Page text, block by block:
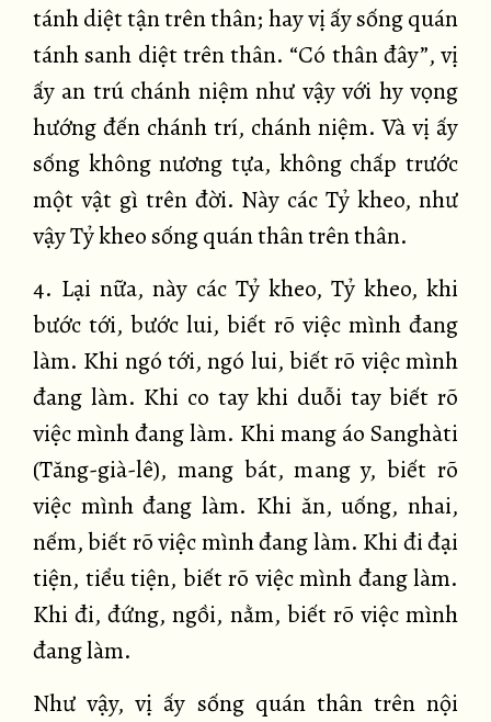
tánh diệt tận trên thân; hay vị ấy sống quán
tánh sanh diệt trên thân. “Có thân đây”, vị
ấy an trú chánh niệm như vậy với hy vọng
hướng đến chánh trí, chánh niệm. Và vị ấy
sống không nương tựa, không chấp trước
một vật gì trên đời. Này các Tỷ kheo, như
vậy Tỷ kheo sống quán thân trên thân.
4. Lại nữa, này các Tỷ kheo, Tỷ kheo, khi
bước tới, bước lui, biết rõ việc mình đang
làm. Khi ngó tới, ngó lui, biết rõ việc mình
đang làm. Khi co tay khi duỗi tay biết rõ
việc mình đang làm. Khi mang áo Sanghàti
(Tăng-già-lê), mang bát, mang y, biết rõ
việc mình đang làm. Khi ăn, uống, nhai,
nếm, biết rõ việc mình đang làm. Khi đi đại
tiện, tiểu tiện, biết rõ việc mình đang làm.
Khi đi, đứng, ngồi, nằm, biết rõ việc mình
đang làm.
Như vậy, vị ấy sống quán thân trên nội